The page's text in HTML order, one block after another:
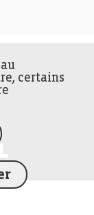
écho
certains